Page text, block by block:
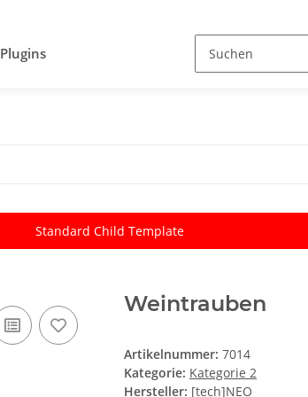
Plugins
Standard Child Template
Weintrauben
Artikelnummer: 7014
Kategorie: Kategorie 2
Hersteller: [tech]NEO